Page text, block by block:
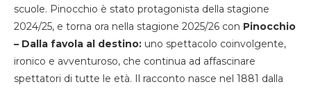
scuole. Pinocchio è stato protagonista della stagione
2024/25, e torna ora nella stagione 2025/26 con Pinocchio
– Dalla favola al destino: uno spettacolo coinvolgente,
ironico e avventuroso, che continua ad affascinare
spettatori di tutte le età. Il racconto nasce nel 1881 dalla